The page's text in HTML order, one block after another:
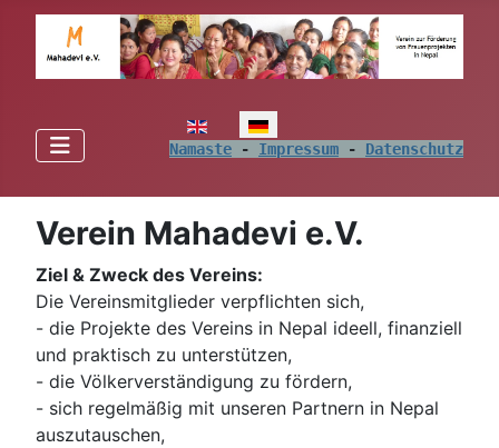
Sprache auswählen
Namaste - Impressum - Datenschutz
Verein Mahadevi e.V.
Ziel & Zweck des Vereins:
Die Vereinsmitglieder verpflichten sich,
- die Projekte des Vereins in Nepal ideell, finanziell
und praktisch zu unterstützen,
- die Völkerverständigung zu fördern,
- sich regelmäßig mit unseren Partnern in Nepal
auszutauschen,